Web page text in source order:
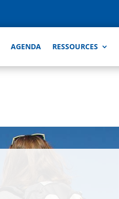
AGENDA RESSOURCES